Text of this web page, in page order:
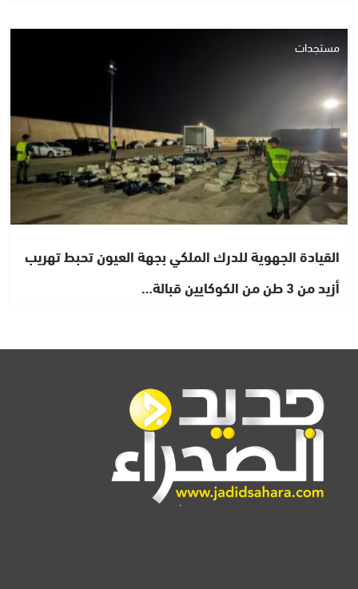
مستجدات
القيادة الجهوية للدرك الملكي بجهة العيون تحبط تهريب
أزيد من 3 طن من الكوكايين قبالة…